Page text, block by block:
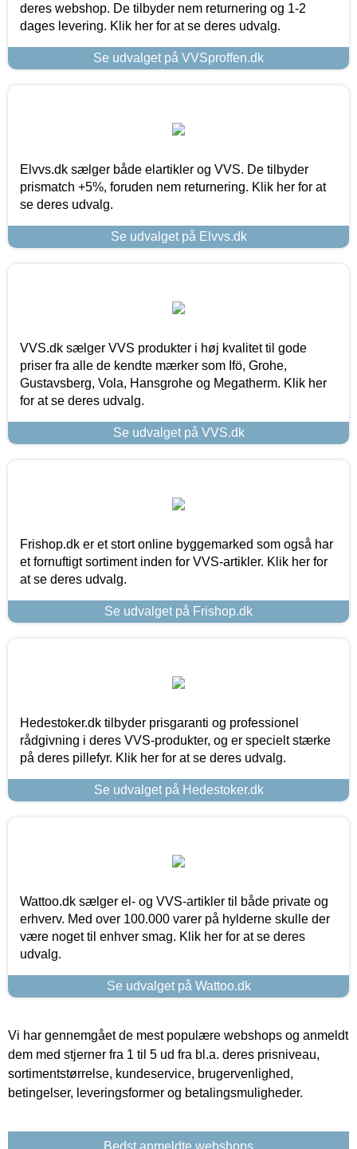
deres webshop. De tilbyder nem returnering og 1-2
dages levering. Klik her for at se deres udvalg.
Se udvalget på VVSproffen.dk
Elvvs.dk sælger både elartikler og VVS. De tilbyder
prismatch +5%, foruden nem returnering. Klik her for at
se deres udvalg.
Se udvalget på Elvvs.dk
VVS.dk sælger VVS produkter i høj kvalitet til gode
priser fra alle de kendte mærker som Ifö, Grohe,
Gustavsberg, Vola, Hansgrohe og Megatherm. Klik her
for at se deres udvalg.
Se udvalget på VVS.dk
Frishop.dk er et stort online byggemarked som også har
et fornuftigt sortiment inden for VVS-artikler. Klik her for
at se deres udvalg.
Se udvalget på Frishop.dk
Hedestoker.dk tilbyder prisgaranti og professionel
rådgivning i deres VVS-produkter, og er specielt stærke
på deres pillefyr. Klik her for at se deres udvalg.
Se udvalget på Hedestoker.dk
Wattoo.dk sælger el- og VVS-artikler til både private og
erhverv. Med over 100.000 varer på hylderne skulle der
være noget til enhver smag. Klik her for at se deres
udvalg.
Se udvalget på Wattoo.dk
Vi har gennemgået de mest populære webshops og anmeldt
dem med stjerner fra 1 til 5 ud fra bl.a. deres prisniveau,
sortimentstørrelse, kundeservice, brugervenlighed,
betingelser, leveringsformer og betalingsmuligheder.
Bedst anmeldte webshops